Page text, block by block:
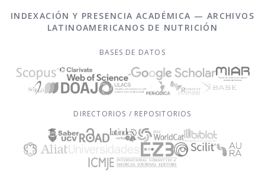
INDEXACIÓN Y PRESENCIA ACADÉMICA — ARCHIVOS
LATINOAMERICANOS DE NUTRICIÓN
BASES DE DATOS
DIRECTORIOS / REPOSITORIOS